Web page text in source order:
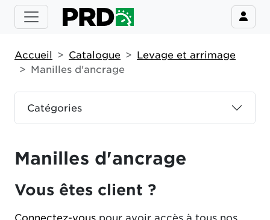
Catégories
Accueil Catalogue
Levage et arrimage
Manilles d'ancrage
Manilles d'ancrage
Vous êtes client ?